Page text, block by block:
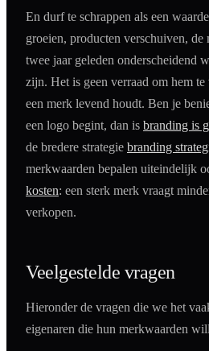
En durf te schrappen als een
groeien, producten verschuiven,
twee jaar geleden onderscheidend
zijn. Het is geen verraad om hem
een merk levend houdt. Ben je
een logo begint, dan is branding is
de bredere strategie branding
merkwaarden bepalen uiteindelijk
kosten: een sterk merk vraagt
verkopen.
Veelgestelde vragen
Hieronder de vragen die we het
eigenaren die hun merkwaarden